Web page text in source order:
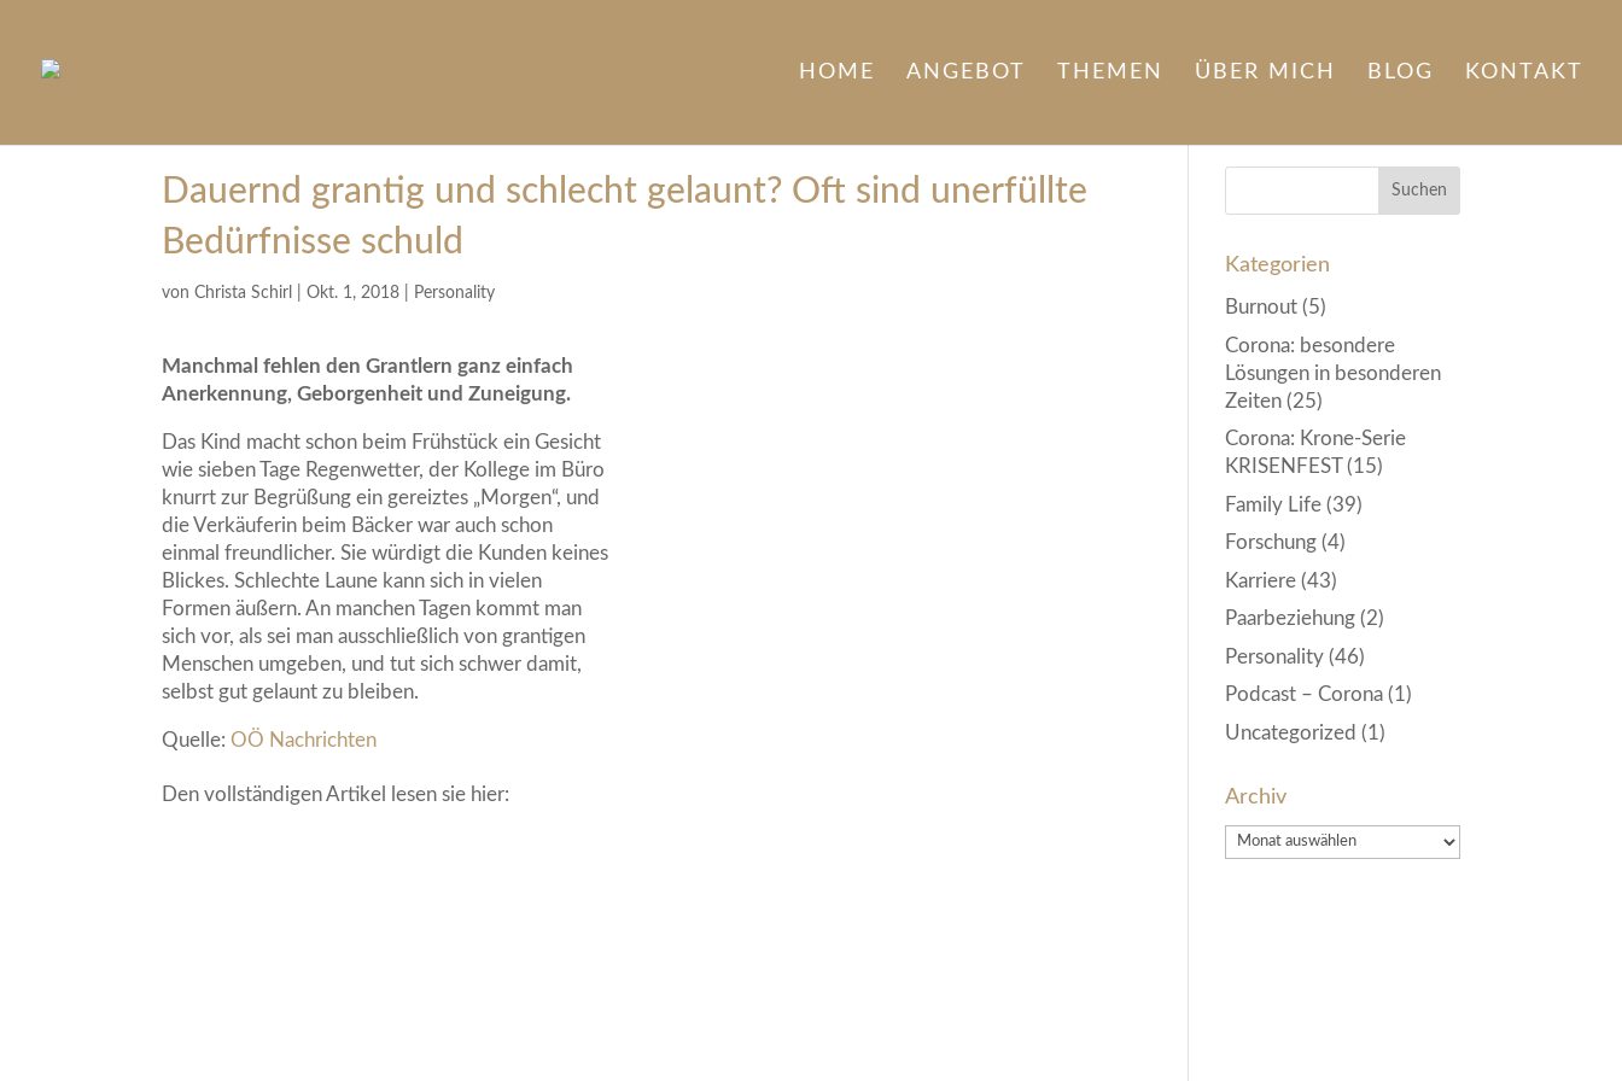
HOME ANGEBOT THEMEN ÜBER MICH BLOG KONTAKT
Dauernd grantig und schlecht gelaunt? Oft sind unerfüllte
Bedürfnisse schuld
vonChrista Schirl |Okt. 1, 2018 Personality
Manchmal fehlen den Grantlern ganz einfach
Anerkennung, Geborgenheit und Zuneigung.
Das Kind macht schon beim Frühstück ein Gesicht
wie sieben Tage Regenwetter, der Kollege im Büro
knurrt zur Begrüßung ein gereiztes „Morgen“, und
die Verkäuferin beim Bäcker war auch schon
einmal freundlicher. Sie würdigt die Kunden keines
Blickes. Schlechte Laune kann sich in vielen
Formen äußern. An manchen Tagen kommt man
sich vor, als sei man ausschließlich von grantigen
Menschen umgeben, und tut sich schwer damit,
selbst gut gelaunt zu bleiben.
Quelle:OÖ Nachrichten
Den vollständigen Artikel lesen sie hier:
Kategorien
Burnout (5)
Corona: besondere
Lösungen in besonderen
Zeiten (25)
Corona: Krone-Serie
KRISENFEST(15)
Family Life (39)
Forschung (4)
Karriere (43)
Paarbeziehung (2)
Personality (46)
Podcast – Corona (1)
Uncategorized (1)
Archiv
Archiv